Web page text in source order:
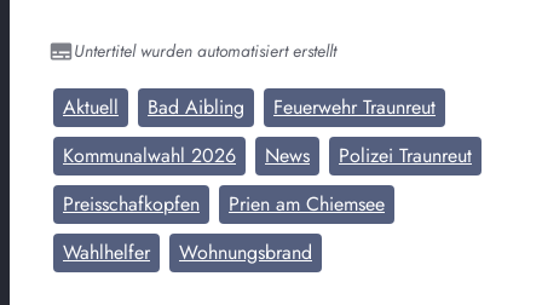
Untertitel wurden automatisiert erstellt
Aktuell Bad Aibling
Feuerwehr Traunreut
Kommunalwahl 2026
News
Polizei Traunreut
Preisschafkopfen
Prien am Chiemsee
Wahlhelfer
Wohnungsbrand